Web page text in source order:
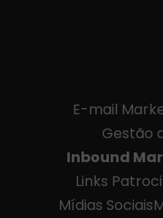
E-mail
Gestão
Inbound
Links
Mídias Sociais